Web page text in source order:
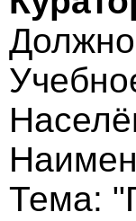
Тема: